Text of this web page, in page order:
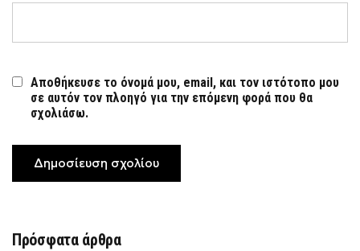
Αποθήκευσε το όνομά μου, email, και τον ιστότοπο μου
σε αυτόν τον πλοηγό για την επόμενη φορά που θα
σχολιάσω.
Πρόσφατα άρθρα